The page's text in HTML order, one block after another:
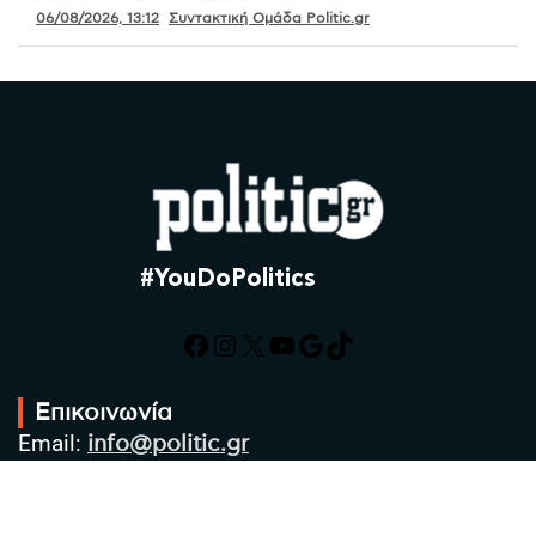
06/08/2026, 13:12 Συντακτική Ομάδα Politic.gr
#YouDoPolitics
Facebook
Instagram
X YouTube
Google
TikTok
Επικοινωνία
Email: info@politic.gr